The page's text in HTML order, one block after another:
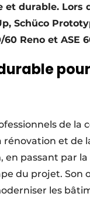
durable. Lors
Schüco
Reno et ASE
de la
et de
en passant par
du projet. Son
les